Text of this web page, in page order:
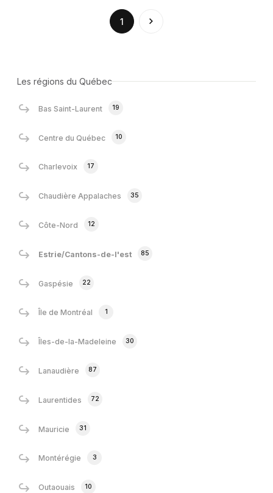
1
(current)
Les régions du Québec
Bas Saint-Laurent 19
Centre du Québec 10
Charlevoix 17
Chaudière Appalaches 35
Côte-Nord 12
Estrie/Cantons-de-l'est 85
Gaspésie 22
Île de Montréal 1
Îles-de-la-Madeleine 30
Lanaudière 87
Laurentides 72
Mauricie 31
Montérégie 3
Outaouais 10